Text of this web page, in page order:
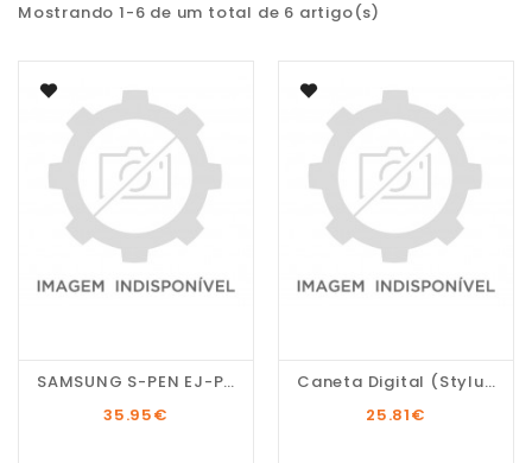
Mostrando 1-6 de um total de 6 artigo(s)
SAMSUNG S-PEN EJ-PN970...
35.95€
Caneta Digital (Stylus...
25.81€